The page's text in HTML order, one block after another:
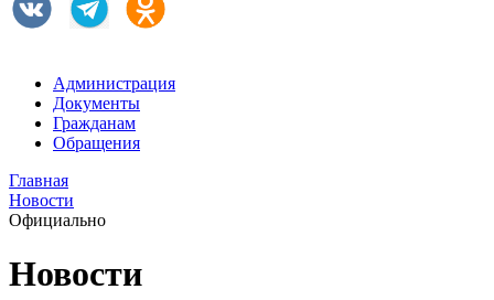
Администрация
Документы
Гражданам
Обращения
Главная
Новости
Официально
Новости